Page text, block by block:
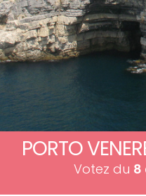
PORTO
Votez du 8